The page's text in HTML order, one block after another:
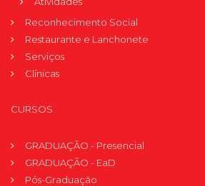
Reconhecimento Social
Restaurante e Lanchonete
Serviços
Clínicas
CURSOS
GRADUAÇÃO - Presencial
GRADUAÇÃO - EaD
Pós-Graduação